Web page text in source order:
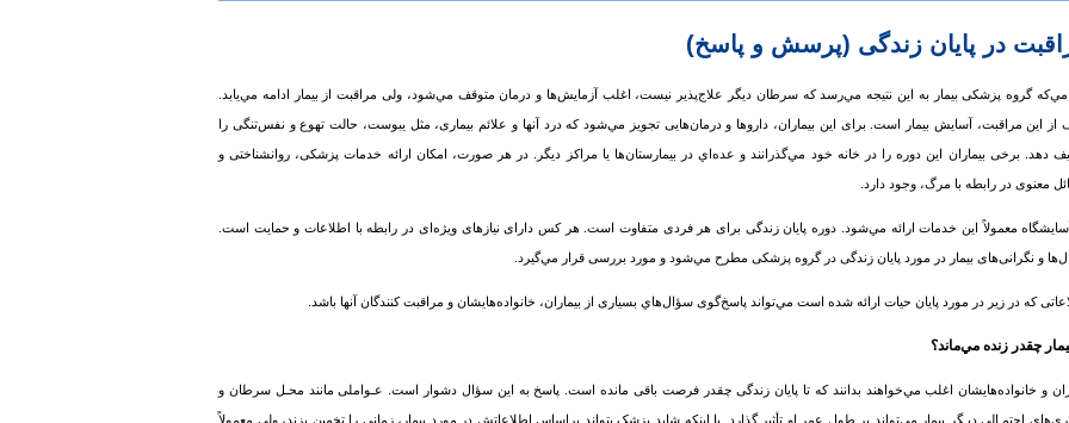
در پایان زندگی (پرسش‌ و پاسخ‌)
گروه پزشکی بیمار به این نتیجه مي‌رسد کهسرطان دیگر علاج‌پذير نیست، اغلب آزمایش‌ها و درمان متوقف مي‌شود، ولی مراقبت از بیمار ادامه مي‌یابد.
از این مراقبت، آسایش بیمار است. برای این بیماران، داروها و درمان‌هایی تجویز مي‌شود که درد آنها و علائم بیماری، مثل یبوست، حالت تهوع و نفس‌تنگی را
دهد. برخی بیماران این دوره را در خانه خود مي‌گذرانند و عده‌اي در بیمارستان‌ها یا مراکز دیگر. در هر صورت، امکان ارائه خدمات پزشکی، روانشناختی و
معنوی در رابطه با مرگ، وجود دارد.
معمولاً این خدمات ارائه مي‌شود. دوره پایان زندگی برای هر فردی متفاوت است. هر كس دارای نیازهای ویژه‌ای در رابطه با اطلاعات و حمایت است.
و نگرانی‌های بیمار در مورد پایان زندگی در گروه پزشکی مطرح مي‌شود و مورد بررسی قرار مي‌گیرد.
که در زیر در مورد پایان حیات ارائه شده است مي‌تواند پاسخ‌گوی سؤال‌هاي بسیاری از بیماران، خانواده‌هایشان و مراقبت کنندگان آنها باشد.
و خانواده‌هایشان اغلب مي‌خواهند بدانند که تا پايان زندگی چقدر فرصت باقی مانده است. پاسخ به این سؤال دشوار است. عـواملی مانند محـلسرطان و
احتمـالی دیـگر بيمار مي‌تواند بر طول عمر او تأثیر گذارد. با اینکه شاید پزشک بتواند براساس اطلاعاتش در مورد بیمار، زمانی را تخمین بزند، ولی معمولاً